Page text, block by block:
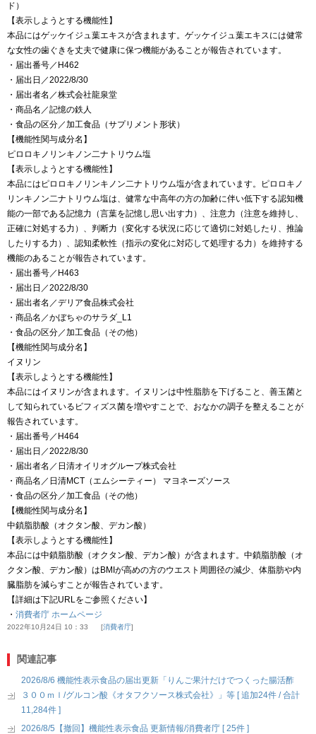
ド）
【表示しようとする機能性】
本品にはゲッケイジュ葉エキスが含まれます。ゲッケイジュ葉エキスには健常
な女性の歯ぐきを丈夫で健康に保つ機能があることが報告されています。
・届出番号／H462
・届出日／2022/8/30
・届出者名／株式会社龍泉堂
・商品名／記憶の鉄人
・食品の区分／加工食品（サプリメント形状）
【機能性関与成分名】
ピロロキノリンキノン二ナトリウム塩
【表示しようとする機能性】
本品にはピロロキノリンキノン二ナトリウム塩が含まれています。ピロロキノ
リンキノン二ナトリウム塩は、健常な中高年の方の加齢に伴い低下する認知機
能の一部である記憶力（言葉を記憶し思い出す力）、注意力（注意を維持し、
正確に対処する力）、判断力（変化する状況に応じて適切に対処したり、推論
したりする力）、認知柔軟性（指示の変化に対応して処理する力）を維持する
機能のあることが報告されています。
・届出番号／H463
・届出日／2022/8/30
・届出者名／デリア食品株式会社
・商品名／かぼちゃのサラダ_L1
・食品の区分／加工食品（その他）
【機能性関与成分名】
イヌリン
【表示しようとする機能性】
本品にはイヌリンが含まれます。イヌリンは中性脂肪を下げること、善玉菌と
して知られているビフィズス菌を増やすことで、おなかの調子を整えることが
報告されています。
・届出番号／H464
・届出日／2022/8/30
・届出者名／日清オイリオグループ株式会社
・商品名／日清MCT（エムシーティー） マヨネーズソース
・食品の区分／加工食品（その他）
【機能性関与成分名】
中鎖脂肪酸（オクタン酸、デカン酸）
【表示しようとする機能性】
本品には中鎖脂肪酸（オクタン酸、デカン酸）が含まれます。中鎖脂肪酸（オ
クタン酸、デカン酸）はBMIが高めの方のウエスト周囲径の減少、体脂肪や内
臓脂肪を減らすことが報告されています。
【詳細は下記URLをご参照ください】
・ 消費者庁 ホームページ
2022年10月24日 10：33 消費者庁
関連記事
2026/8/6 機能性表示食品の届出更新「りんご果汁だけでつくった腸活酢
３００ｍｌ/グルコン酸《オタフクソース株式会社》」等 [ 追加24件 / 合計
11,284件 ]
2026/8/5【撤回】機能性表示食品 更新情報/消費者庁 [ 25件 ]